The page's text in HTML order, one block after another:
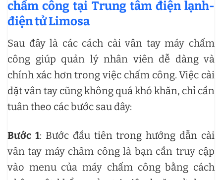
chấm công tại Trung tâm điện lạnh-
điện tử Limosa
Sau đây là các cách cài vân tay máy chấm
công giúp quản lý nhân viên dễ dàng và
chính xác hơn trong việc chấm công. Việc cài
đặt vân tay cũng không quá khó khăn, chỉ cần
tuân theo các bước sau đây:
Bước 1: Bước đầu tiên trong hướng dẫn cài
vân tay máy châm công là bạn cần truy cập
vào menu của máy chấm công bằng cách